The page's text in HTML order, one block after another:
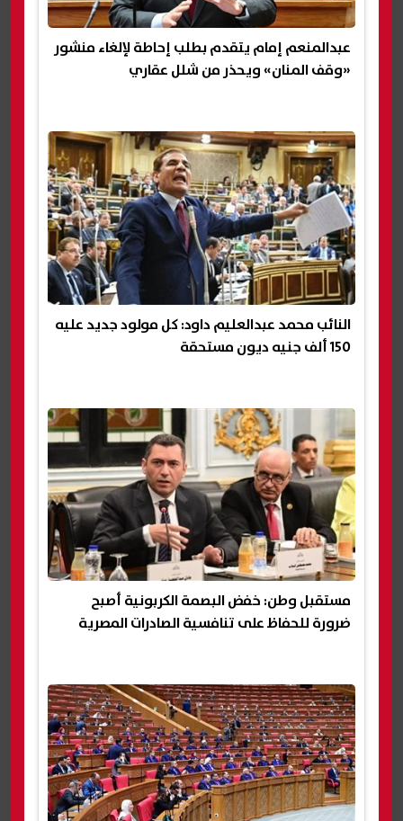
عبدالمنعم إمام يتقدم بطلب إحاطة لإلغاء منشور
«وقف المنان» ويحذر من شلل عقاري
النائب محمد عبدالعليم داود: كل مولود جديد عليه
150 ألف جنيه ديون مستحقة
مستقبل وطن: خفض البصمة الكربونية أصبح
ضرورة للحفاظ على تنافسية الصادرات المصرية